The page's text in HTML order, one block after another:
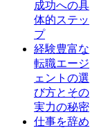
成功への具
体的ステッ
プ
経験豊富な
転職エージ
ェントの選
び方とその
実力の秘密
仕事を辞め